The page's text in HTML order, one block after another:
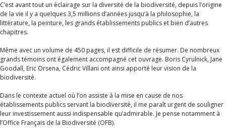
C’est avant tout un éclairage sur la diversité de la biodiversité, depuis l’origine
de la vie il y a quelques 3,5 millions d’années jusqu’à la philosophie, la
littérature, la peinture, les grands établissements publics et bien d’autres
chapitres.
Même avec un volume de 450 pages, il est difficile de résumer. De nombreux
grands témoins ont également accompagné cet ouvrage. Boris Cyrulnick, Jane
Goodall, Eric Orsena, Cédric Villani ont ainsi apporté leur vision de la
biodiversité.
Dans le contexte actuel où l’on assiste à la mise en cause de nos
établissements publics servant la biodiversité, il me paraît urgent de souligner
leur investissement aussi indispensable qu’admirable. Je pense notamment à
l’Office Français de la Biodiversité (OFB).